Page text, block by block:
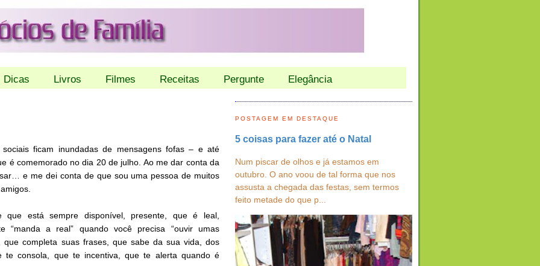
Dicas Livros Filmes Receitas Pergunte Elegância
ficam inundadas de mensagens fofas – e até
é comemorado no dia 20 de julho. Ao me dar conta da
e me dei conta de que sou uma pessoa de muitos
está sempre disponível, presente, que é leal,
“manda a real” quando você precisa “ouvir umas
que completa suas frases, que sabe da sua vida, dos
te consola, que te incentiva, que te alerta quando é
POSTAGEM EM DESTAQUE
5 coisas para fazer até o Natal
Num piscar de olhos e já estamos em
outubro. O ano voou de tal forma que nos
assusta a chegada das festas, sem termos
feito metade do que p...